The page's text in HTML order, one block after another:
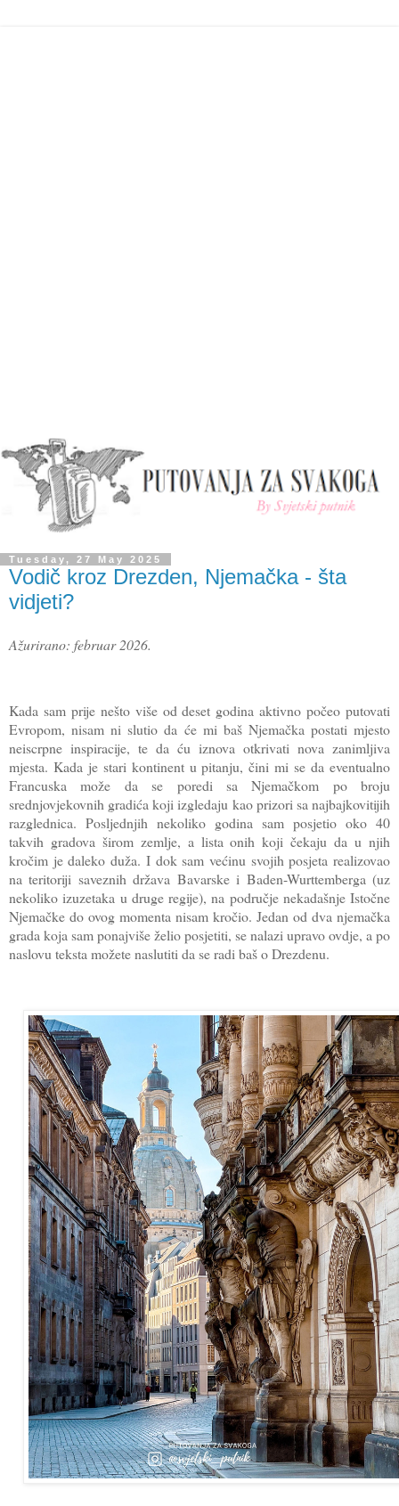
Tuesday, 27 May 2025
Vodič kroz Drezden, Njemačka - šta
vidjeti?
Ažurirano: februar 2026.
Kada sam prije nešto više od deset godina aktivno počeo putovati
Evropom, nisam ni slutio da će mi baš Njemačka postati mjesto
neiscrpne inspiracije, te da ću iznova otkrivati nova zanimljiva
mjesta. Kada je stari kontinent u pitanju, čini mi se da eventualno
Francuska može da se poredi sa Njemačkom po broju
srednjovjekovnih gradića koji izgledaju kao prizori sa najbajkovitijih
razglednica. Posljednjih nekoliko godina sam posjetio oko 40
takvih gradova širom zemlje, a lista onih koji čekaju da u njih
kročim je daleko duža. I dok sam većinu svojih posjeta realizovao
na teritoriji saveznih država Bavarske i Baden-Wurttemberga (uz
nekoliko izuzetaka u druge regije), na područje nekadašnje Istočne
Njemačke do ovog momenta nisam kročio. Jedan od dva njemačka
grada koja sam ponajviše želio posjetiti, se nalazi upravo ovdje, a po
naslovu teksta možete naslutiti da se radi baš o Drezdenu.